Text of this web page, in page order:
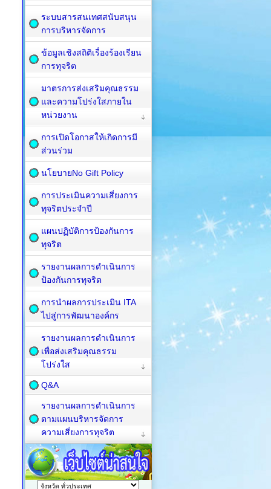
ระบบสารสนเทศสนับสนุน
การบริหารจัดการ
ข้อมูลเชิงสถิติเรื่องร้องเรียน
การทุจริต
มาตรการส่งเสริมคุณธรรม
และความโปร่งใสภายใน
หน่วยงาน
การเปิดโอกาสให้เกิดการมี
ส่วนร่วม
นโยบายNo Gift Policy
การประเมินความเสี่ยงการ
ทุจริตประจำปี
แผนปฏิบัติการป้องกันการ
ทุจริต
รายงานผลการดำเนินการ
ป้องกันการทุจริต
การนำผลการประเมิน ITA
ไปสู่การพัฒนาองค์กร
รายงานผลการดำเนินการ
เพื่อส่งเสริมคุณธรรม
โปร่งใส
Q&A
รายงานผลการดำเนินการ
ตามแผนบริหารจัดการ
ความเสี่ยงการทุจริต